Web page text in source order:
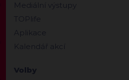
Mediální výstupy
TOPlife
Aplikace
Kalendář akcí
Volby